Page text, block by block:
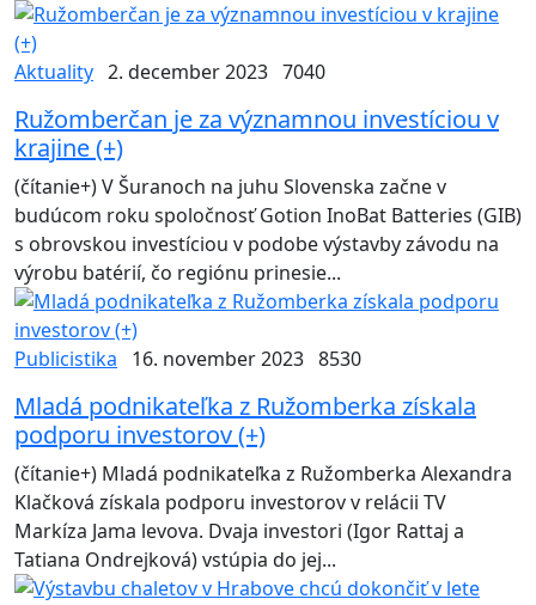
Aktuality 2. december 2023 7040
Ružomberčan je za významnou investíciou v
krajine (+)
(čítanie+) V Šuranoch na juhu Slovenska začne v
budúcom roku spoločnosť Gotion InoBat Batteries (GIB)
s obrovskou investíciou v podobe výstavby závodu na
výrobu batérií, čo regiónu prinesie...
Publicistika 16. november 2023 8530
Mladá podnikateľka z Ružomberka získala
podporu investorov (+)
(čítanie+) Mladá podnikateľka z Ružomberka Alexandra
Klačková získala podporu investorov v relácii TV
Markíza Jama levova. Dvaja investori (Igor Rattaj a
Tatiana Ondrejková) vstúpia do jej...